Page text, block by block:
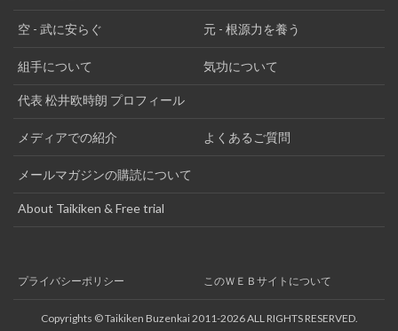
空 - 武に安らぐ 元 - 根源力を養う
組手について 気功について
代表 松井欧時朗 プロフィール
メディアでの紹介 よくあるご質問
メールマガジンの購読について
About Taikiken & Free trial
プライバシーポリシー このＷＥＢサイトについて
Copyrights © Taikiken Buzenkai 2011-2026 ALL RIGHTS RESERVED.